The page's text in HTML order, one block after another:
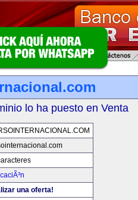
lo ha puesto en Venta
una oferta!